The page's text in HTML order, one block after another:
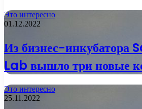
Это интересно
01.12.2022
Из бизнес-
Lab вышло три новые
Это интересно
25.11.2022